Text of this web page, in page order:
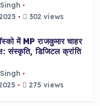
302 views
में MP राजकुमार चाहर
संस्कृति, डिजिटल क्रांति
275 views